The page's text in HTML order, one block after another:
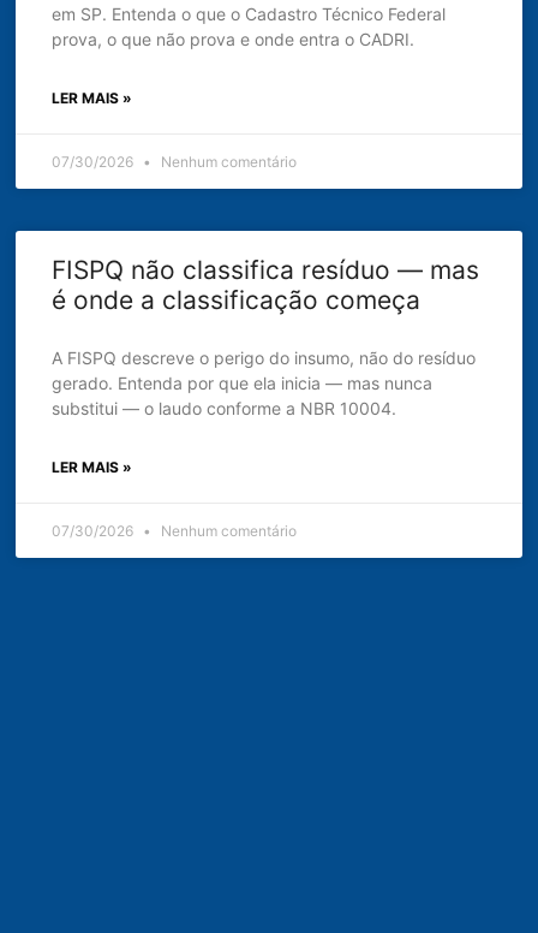
em SP. Entenda o que o Cadastro Técnico Federal
prova, o que não prova e onde entra o CADRI.
LER MAIS »
07/30/2026 Nenhum comentário
FISPQ não classifica resíduo — mas
é onde a classificação começa
A FISPQ descreve o perigo do insumo, não do resíduo
gerado. Entenda por que ela inicia — mas nunca
substitui — o laudo conforme a NBR 10004.
LER MAIS »
07/30/2026 Nenhum comentário